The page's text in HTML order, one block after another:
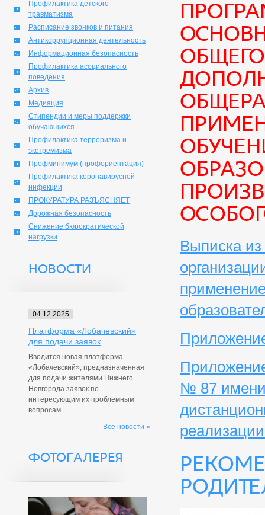
Профилактика детского
травматизма
Расписание звонков и питания
Антикоррупционная деятельность
Информационная безопасность
Профилактика асоциального
поведения
Архив
Медиация
Стипендии и меры поддержки
обучающихся
Профилактика терроризма и
экстремизма
Профминимум (профориентация)
Профилактика коронавирусной
инфекции
ПРОКУРАТУРА РАЗЪЯСНЯЕТ
Дорожная безопасность
Снижение бюрократической
нагрузки
НОВОСТИ
04.12.2025
Платформа «Лобачевский»
для подачи заявок
Вводится новая платформа
«Лобачевский», предназначенная
для подачи жителями Нижнего
Новгорода заявок по
интересующим их проблемным
вопросам.
Все новости »
ФОТОГАЛЕРЕЯ
Выписка
№ 87 имени